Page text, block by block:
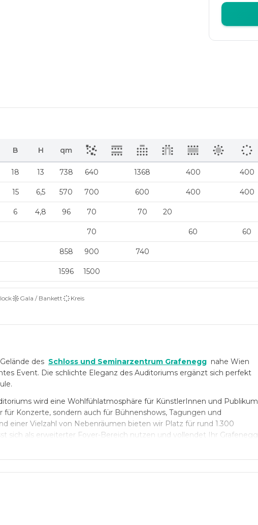
B H qm
18 13 738 640 1368 400 400
15 6,5 570 700 600 400 400
6 4,8 96 70 70 20
70 60 60
858 900 740
1596 1500
Gala / Bankett Kreis
des Schloss und Seminarzentrum Grafenegg nahe Wien
Event. Die schlichte Eleganz des Auditoriums ergänzt sich perfekt
wird eine Wohlfühlatmosphäre für KünstlerInnen und Publikum
Konzerte, sondern auch für Bühnenshows, Tagungen und
einer Vielzahl von Nebenräumen bieten wir Platz für rund 1.300
sich als erweiterter Foyer-Bereich nutzen und vollendet Ihr Grafenegg-
außergewöhnlichen Deckenkonstruktion und wandelbaren
Auditorium – können Sie die Reitschule für Events verschiedenster
für Kongresse oder Stehempfänge. Die ehemalige